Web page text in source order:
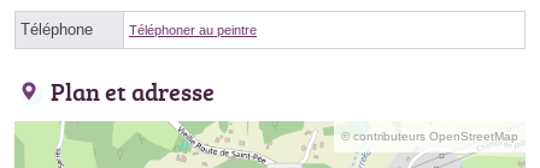
Téléphone Téléphoner au peintre
Plan et adresse
© contributeurs OpenStreetMap